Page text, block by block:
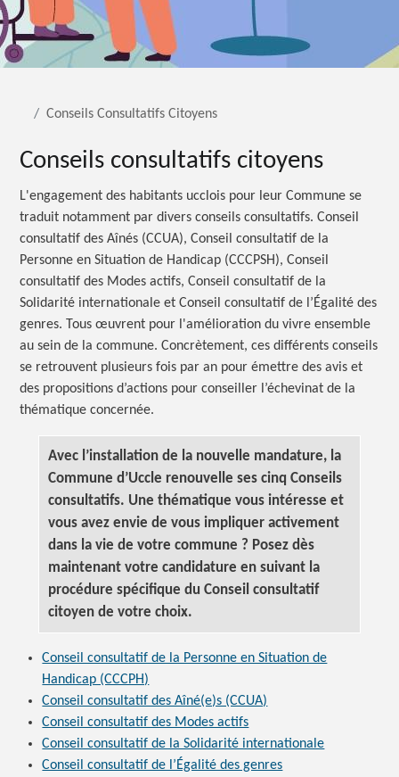
Conseils Consultatifs Citoyens
Conseils consultatifs citoyens
L'engagement des habitants ucclois pour leur Commune se
traduit notamment par divers conseils consultatifs. Conseil
consultatif des Aînés (CCUA), Conseil consultatif de la
Personne en Situation de Handicap (CCCPSH), Conseil
consultatif des Modes actifs, Conseil consultatif de la
Solidarité internationale et Conseil consultatif de l’Égalité des
genres. Tous œuvrent pour l'amélioration du vivre ensemble
au sein de la commune. Concrètement, ces différents conseils
se retrouvent plusieurs fois par an pour émettre des avis et
des propositions d’actions pour conseiller l’échevinat de la
thématique concernée.
Avec l’installation de la nouvelle mandature, la
Commune d’Uccle renouvelle ses cinq Conseils
consultatifs. Une thématique vous intéresse et
vous avez envie de vous impliquer activement
dans la vie de votre commune ? Posez dès
maintenant votre candidature en suivant la
procédure spécifique du Conseil consultatif
citoyen de votre choix.
Conseil consultatif de la Personne en Situation de
Handicap (CCCPH)
Conseil consultatif des Aîné(e)s (CCUA)
Conseil consultatif des Modes actifs
Conseil consultatif de la Solidarité internationale
Conseil consultatif de l’Égalité des genres